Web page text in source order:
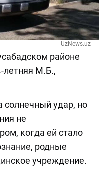
UzNews.uz
районе
летняя М.Б.,
солнечный удар, но
не
когда ей стало
родные
учреждение.